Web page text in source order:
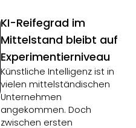
KI-Reifegrad im
Mittelstand bleibt auf
Experimentierniveau
Künstliche Intelligenz ist in
vielen mittelständischen
Unternehmen
angekommen. Doch
zwischen ersten